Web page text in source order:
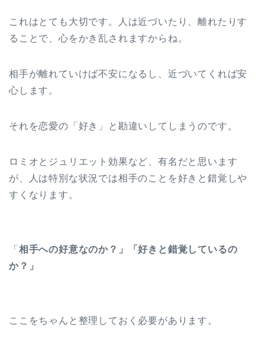
これはとても大切です。人は近づいたり、離れたりす
ることで、心をかき乱されますからね。
相手が離れていけば不安になるし、近づいてくれば安
心します。
それを恋愛の「好き」と勘違いしてしまうのです。
ロミオとジュリエット効果など、有名だと思います
が、人は特別な状況では相手のことを好きと錯覚しや
すくなります。
「 相手への好意なのか？」「好きと錯覚しているの
か？」
ここをちゃんと整理しておく必要があります。